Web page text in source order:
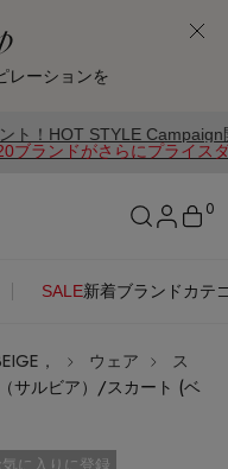
レーションを
Campaign開催中
ブランドがさらにプライス
SALE新着ブランド カテ
0
， ウェア
ス
サルビア）/スカート (ベ
に入りに登録